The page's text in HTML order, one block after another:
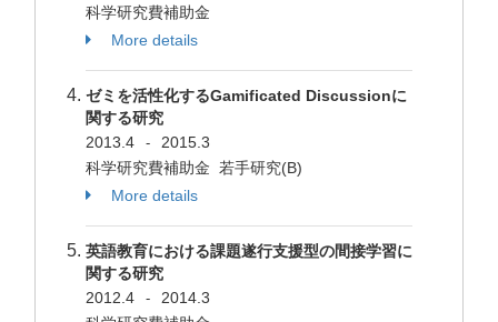
科学研究費補助金
More details
ゼミを活性化するGamificated Discussionに
関する研究
2013.4
-
2015.3
科学研究費補助金 若手研究(B)
More details
英語教育における課題遂行支援型の間接学習に
関する研究
2012.4
-
2014.3